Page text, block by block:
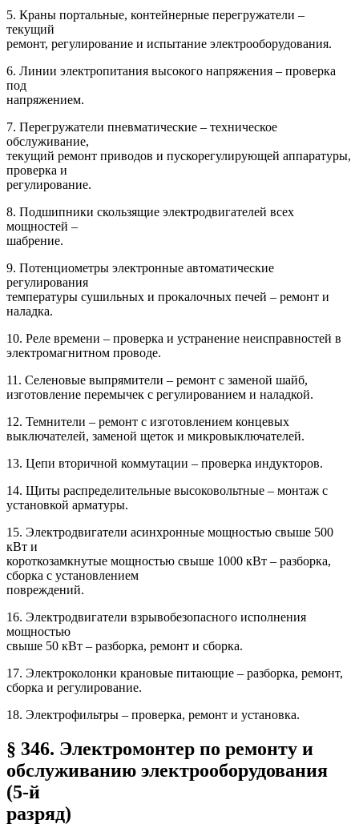
5. Краны портальные, контейнерные перегружатели –
текущий
ремонт, регулирование и испытание электрооборудования.
6. Линии электропитания высокого напряжения – проверка
под
напряжением.
7. Перегружатели пневматические – техническое
обслуживание,
текущий ремонт приводов и пускорегулирующей аппаратуры,
проверка и
регулирование.
8. Подшипники скользящие электродвигателей всех
мощностей –
шабрение.
9. Потенциометры электронные автоматические
регулирования
температуры сушильных и прокалочных печей – ремонт и
наладка.
10. Реле времени – проверка и устранение неисправностей в
электромагнитном проводе.
11. Селеновые выпрямители – ремонт с заменой шайб,
изготовление перемычек с регулированием и наладкой.
12. Темнители – ремонт с изготовлением концевых
выключателей, заменой щеток и микровыключателей.
13. Цепи вторичной коммутации – проверка индукторов.
14. Щиты распределительные высоковольтные – монтаж с
установкой арматуры.
15. Электродвигатели асинхронные мощностью свыше 500
кВт и
короткозамкнутые мощностью свыше 1000 кВт – разборка,
сборка с установлением
повреждений.
16. Электродвигатели взрывобезопасного исполнения
мощностью
свыше 50 кВт – разборка, ремонт и сборка.
17. Электроколонки крановые питающие – разборка, ремонт,
сборка и регулирование.
18. Электрофильтры – проверка, ремонт и установка.
§ 346. Электромонтер по ремонту и
обслуживанию электрооборудования
(5-й
разряд)